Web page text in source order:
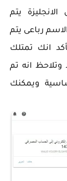
يتم
رباعى يتم
انك تمتلك
انه تم
ويمكنك